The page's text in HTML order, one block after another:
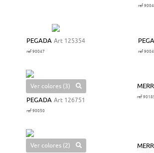
ref
PEGADA Art 125354
ref 90047 ref
Ver colores (3)
PEGADA Art 126751
ref 90050
ref
Ver colores (2)